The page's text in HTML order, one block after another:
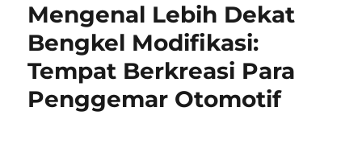
Mengenal Lebih Dekat
Bengkel Modifikasi:
Tempat Berkreasi Para
Penggemar Otomotif